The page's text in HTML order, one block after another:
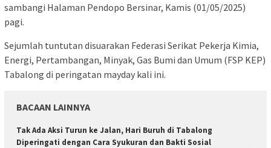
sambangi Halaman Pendopo Bersinar, Kamis (01/05/2025)
pagi.
Sejumlah tuntutan disuarakan Federasi Serikat Pekerja Kimia,
Energi, Pertambangan, Minyak, Gas Bumi dan Umum (FSP KEP)
Tabalong di peringatan mayday kali ini.
BACAAN LAINNYA
Tak Ada Aksi Turun ke Jalan, Hari Buruh di Tabalong
Diperingati dengan Cara Syukuran dan Bakti Sosial